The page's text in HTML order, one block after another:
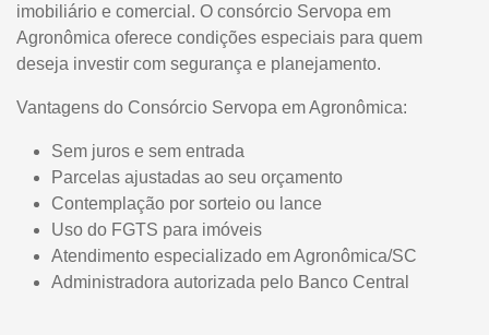
imobiliário e comercial. O consórcio Servopa em
Agronômica oferece condições especiais para quem
deseja investir com segurança e planejamento.
Vantagens do Consórcio Servopa em Agronômica:
Sem juros e sem entrada
Parcelas ajustadas ao seu orçamento
Contemplação por sorteio ou lance
Uso do FGTS para imóveis
Atendimento especializado em Agronômica/SC
Administradora autorizada pelo Banco Central